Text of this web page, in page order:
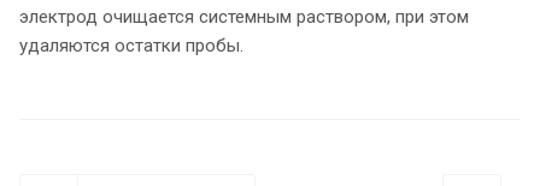
электрод очищается системным раствором, при этом
удаляются остатки пробы.